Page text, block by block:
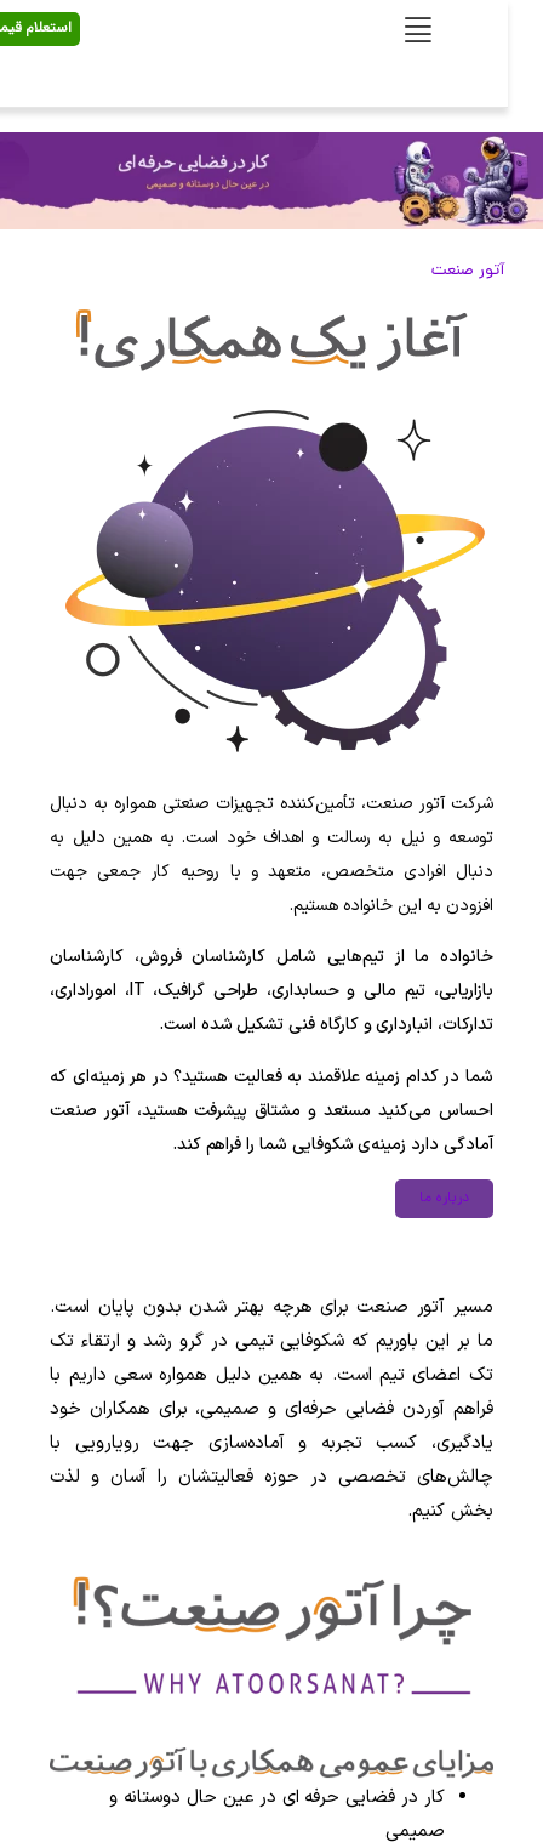
استعلام قیمت
آتور صنعت
شرکت آتور صنعت، تأمین‌کننده تجهیزات صنعتی همواره به دنبال
توسعه و نیل به رسالت و اهداف خود است. به همین دلیل به
دنبال افرادی متخصص، متعهد و با روحیه کار جمعی جهت
افزودن به این خانواده هستیم.
خانواده ما از تیم‌هایی شامل کارشناسان فروش، کارشناسان
بازاریابی، تیم مالی و حسابداری، طراحی گرافیک، IT، اموراداری،
تدارکات، انبارداری و کارگاه فنی تشکیل شده است.
شما در کدام زمینه علاقمند به فعالیت هستید؟ در هر زمینه‌ای که
احساس می‌کنید مستعد و مشتاق پیشرفت هستید، آتور صنعت
آمادگی دارد زمینه‌ی شکوفایی شما را فراهم کند.
درباره ما
مسیر آتور صنعت برای هرچه بهتر شدن بدون پایان است.
ما بر این باوریم که شکوفایی تیمی در گرو رشد و ارتقاء تک
تک اعضای تیم است. به همین دلیل همواره سعی داریم با
فراهم آوردن فضایی حرفه­‌ای و صمیمی، برای همکاران خود
یادگیری، کسب تجربه و آماده‌سازی جهت رویارویی با
چالش‌های تخصصی در حوزه فعالیتشان را آسان و لذت
بخش کنیم.
کار در فضایی حرفه ای در عین حال دوستانه و
صمیمی